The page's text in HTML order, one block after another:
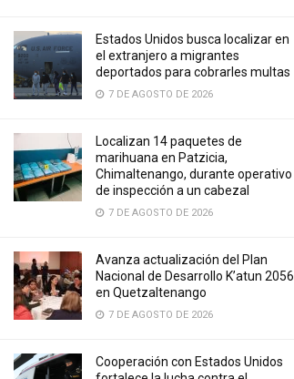
Estados Unidos busca localizar en
el extranjero a migrantes
deportados para cobrarles multas
7 DE AGOSTO DE 2026
Localizan 14 paquetes de
marihuana en Patzicia,
Chimaltenango, durante operativo
de inspección a un cabezal
7 DE AGOSTO DE 2026
Avanza actualización del Plan
Nacional de Desarrollo K’atun 2056
en Quetzaltenango
7 DE AGOSTO DE 2026
Cooperación con Estados Unidos